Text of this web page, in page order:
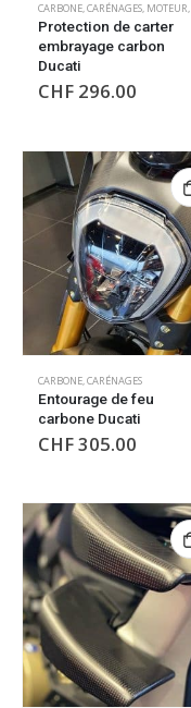
CARBONE,CARÉNAGES, MOTEUR,
Protection de carter
embrayage carbon
Ducati
CHF 296.00
CARBONE,CARÉNAGES
Entourage de feu
carbone Ducati
CHF305.00